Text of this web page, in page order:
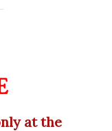
at the